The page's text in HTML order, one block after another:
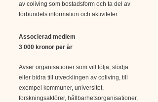
av coliving som bostadsform och ta del av
förbundets information och aktiviteter.
Associerad medlem
3 000 kronor per år
Avser organisationer som vill följa, stödja
eller bidra till utvecklingen av coliving, till
exempel kommuner, universitet,
forskningsaktörer, hållbarhetsorganisationer,